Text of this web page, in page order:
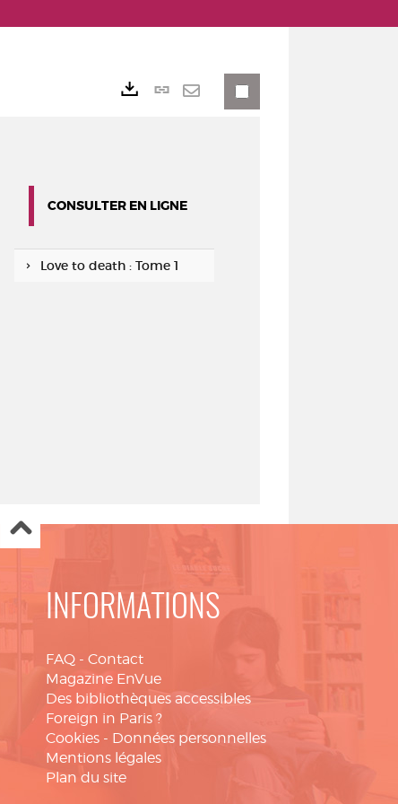
Lien
CONSULTER EN LIGNE
Love to death : Tome 1
INFORMATIONS
FAQ - Contact
Magazine EnVue
Des bibliothèques accessibles
Foreign in Paris ?
Cookies - Données personnelles
Mentions légales
Plan du site